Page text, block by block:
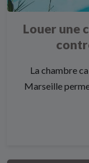
Louer une
La chambre
Marseille